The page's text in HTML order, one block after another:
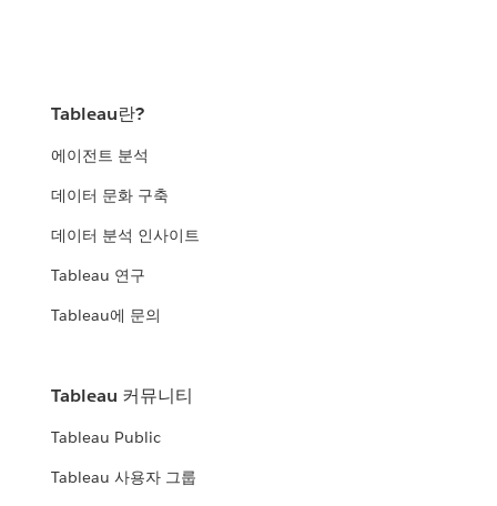
Tableau란?
에이전트 분석
데이터 문화 구축
데이터 분석 인사이트
Tableau 연구
Tableau에 문의
Tableau 커뮤니티
Tableau Public
Tableau 사용자 그룹